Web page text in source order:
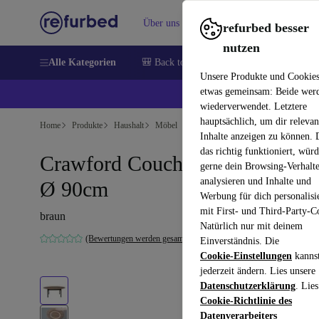
refurbed besser
nutzen
Unsere Produkte und
etwas gemeinsam: Beide
wiederverwendet. Letztere
hauptsächlich, um dir
Inhalte anzeigen zu können.
das richtig funktioniert,
gerne dein Browsing-
analysieren und Inhalte und
Werbung für dich
mit First- und Third-Party-
Natürlich nur mit deinem
Einverständnis. Die
Cookie-Einstellungen
jederzeit ändern. Lies unsere
Datenschutzerklärung.
Cookie-Richtlinie des
Datenverarbeiters
Über uns Verkaufen Hilfe
Alle Kategorien 🎒 Back to school
💰
Home Produkte Haushalt Möbel
Crawford Couchtisch Walnuss
Ø 90cm
braun
(Bewertungen werden gesammelt)